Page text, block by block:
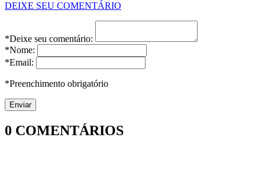
DEIXE SEU COMENTÁRIO
*Deixe seu comentário:
*Nome:
*Email:
*Preenchimento obrigatório
0 COMENTÁRIOS